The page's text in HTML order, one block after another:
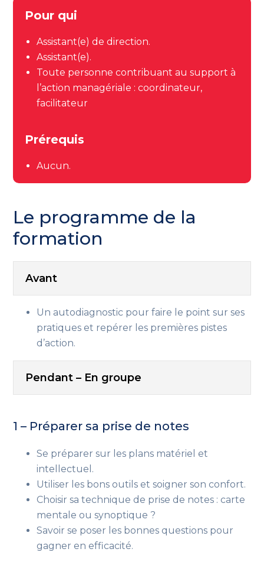
Pour qui
Assistant(e) de direction.
Assistant(e).
Toute personne contribuant au support à
l’action managériale : coordinateur,
facilitateur
Prérequis
Aucun.
Le programme de la
formation
Avant
Un autodiagnostic pour faire le point sur ses
pratiques et repérer les premières pistes
d’action.
Pendant – En groupe
1 – Préparer sa prise de notes
Se préparer sur les plans matériel et
intellectuel.
Utiliser les bons outils et soigner son confort.
Choisir sa technique de prise de notes : carte
mentale ou synoptique ?
Savoir se poser les bonnes questions pour
gagner en efficacité.